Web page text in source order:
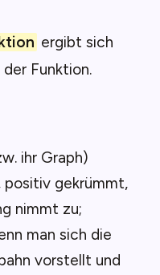
ergibt sich
Funktion.
ihr Graph)
positiv gekrümmt,
nimmt zu;
man sich die
vorstellt und